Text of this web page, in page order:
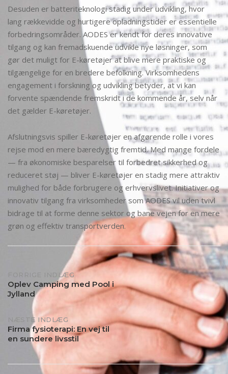
Desuden er batteriteknologi stadig under udvikling, hvor
lang rækkevidde og hurtigere opladningstider er essentielle
forbedringsområder. AODES er kendt for deres innovative
tilgang og kan fremadskuende udvikle nye løsninger, som
gør det muligt for E-køretøjer at blive mere praktiske og
tilgængelige for en bredere befolkning. Virksomhedens
engagement i forskning og udvikling betyder, at vi kan
forvente spændende fremskridt i de kommende år, selv når
det gælder E-køretøjer.
Afslutningsvis spiller E-køretøjer en afgørende rolle i vores
rejse mod en mere bæredygtig fremtid. Med mange fordele
— fra økonomiske besparelser til forbedret sikkerhed og
reduceret støj — bliver E-køretøjer en stadig mere attraktiv
mulighed for både forbrugere og erhvervslivet. Initiativer og
innovativ tilgang fra virksomheder som AODES vil uden tvivl
bidrage til at forme denne sektor og bane vejen for en mere
grøn og effektiv transportverden.
Indlægs
navigation
FORRIGE INDLÆG
Oplev Camping med Pool i
Jylland
NÆSTE INDLÆG
Firma fysioterapi: En vej til
en sundere livsstil